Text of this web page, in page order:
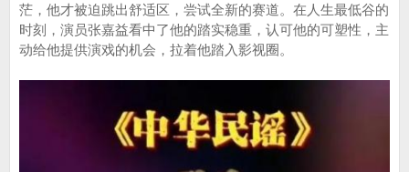
茫，他才被迫跳出舒适区，尝试全新的赛道。在人生最低谷的
时刻，演员张嘉益看中了他的踏实稳重，认可他的可塑性，主
动给他提供演戏的机会，拉着他踏入影视圈。